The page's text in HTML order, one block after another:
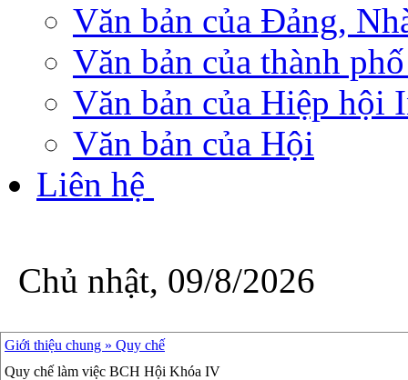
Văn bản của Đảng,
Văn bản của thành
Văn bản của Hiệp hội
Văn bản của Hội
Liên hệ
Chủ nhật, 09/8/2026
Giới thiệu chung » Quy chế
Quy chế làm việc BCH Hội Khóa IV